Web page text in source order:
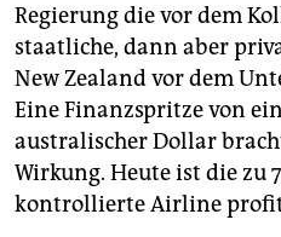
Regierung die vor dem
staatliche, dann aber
New Zealand vor dem
Eine Finanzspritze von
australischer Dollar
Wirkung. Heute ist die zu
kontrollierte Airline